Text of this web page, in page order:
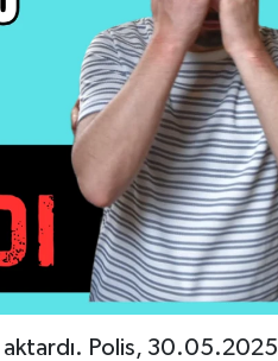
aktardı. Polis, 30.05.2025